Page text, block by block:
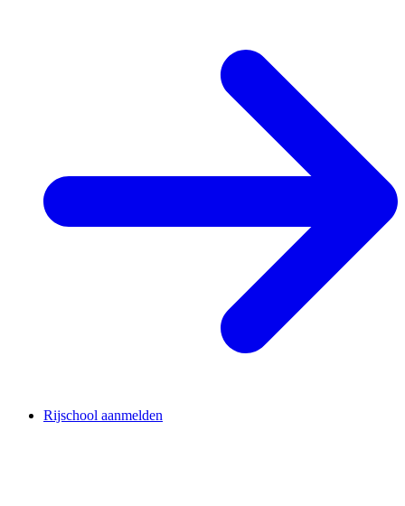
Rijschool aanmelden